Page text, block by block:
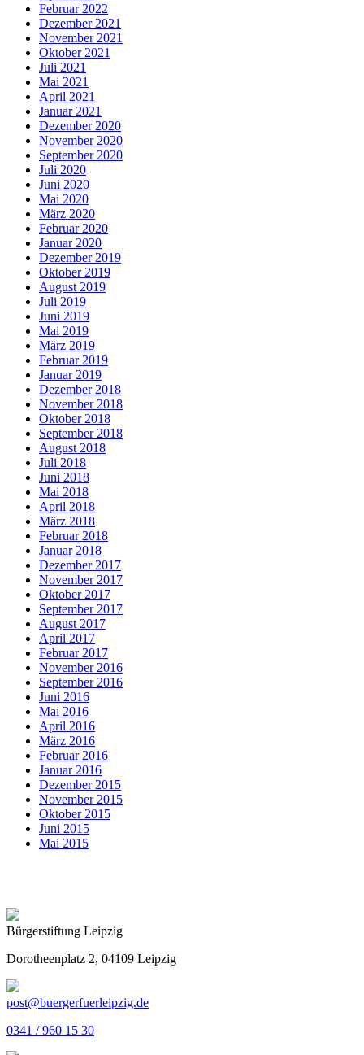
Februar 2022
Dezember 2021
November 2021
Oktober 2021
Juli 2021
Mai 2021
April 2021
Januar 2021
Dezember 2020
November 2020
September 2020
Juli 2020
Juni 2020
Mai 2020
März 2020
Februar 2020
Januar 2020
Dezember 2019
Oktober 2019
August 2019
Juli 2019
Juni 2019
Mai 2019
März 2019
Februar 2019
Januar 2019
Dezember 2018
November 2018
Oktober 2018
September 2018
August 2018
Juli 2018
Juni 2018
Mai 2018
April 2018
März 2018
Februar 2018
Januar 2018
Dezember 2017
November 2017
Oktober 2017
September 2017
August 2017
April 2017
Februar 2017
November 2016
September 2016
Juni 2016
Mai 2016
April 2016
März 2016
Februar 2016
Januar 2016
Dezember 2015
November 2015
Oktober 2015
Juni 2015
Mai 2015
Bürgerstiftung Leipzig
Dorotheenplatz 2, 04109 Leipzig
post@buergerfuerleipzig.de
0341 / 960 15 30